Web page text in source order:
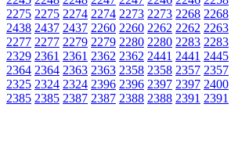
2275 2275 2274 2274 2273 2273 2268 2268
2438 2437 2437 2260 2260 2262 2262 2263
2277 2277 2279 2279 2280 2280 2283 2283
2329 2361 2361 2362 2362 2441 2441 2445
2364 2364 2363 2363 2358 2358 2357 2357
2325 2324 2324 2396 2396 2397 2397 2400
2385 2385 2387 2387 2388 2388 2391 2391